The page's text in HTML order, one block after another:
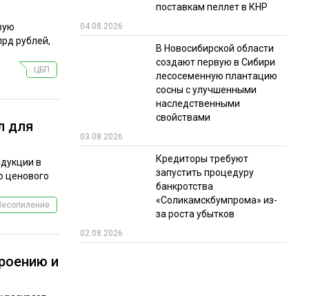
рублей,
ЦБП
для
в
ценового
и
поставкам пеллет в КНР
04.08.2026
В Новосибирской области
создают первую в Сибири
лесосеменную плантацию
сосны с улучшенными
наследственными
свойствами
03.08.2026
Кредиторы требуют
запустить процедуру
банкротства
«Соликамскбумпрома» из-
за роста убытков
02.08.2026